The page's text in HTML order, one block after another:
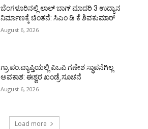
ಬೆಂಗಳೂರಿನಲ್ಲಿ ಲಾಲ್ ಬಾಗ್ ಮಾದರಿ 3 ಉದ್ಯಾನ
ನಿರ್ಮಾಣಕ್ಕೆ ಚಿಂತನೆ: ಸಿಎಂ ಡಿ ಕೆ ಶಿವಕುಮಾರ್
August 6, 2026
ಗ್ರಾ.ಪಂ.ವ್ಯಾಪ್ತಿಯಲ್ಲಿ ಪಿಒಪಿ ಗಣೇಶ ಸ್ಥಾಪನೆಗಿಲ್ಲ
ಅವಕಾಶ: ಈಶ್ವರ ಖಂಡ್ರೆ ಸೂಚನೆ
August 6, 2026
Load more